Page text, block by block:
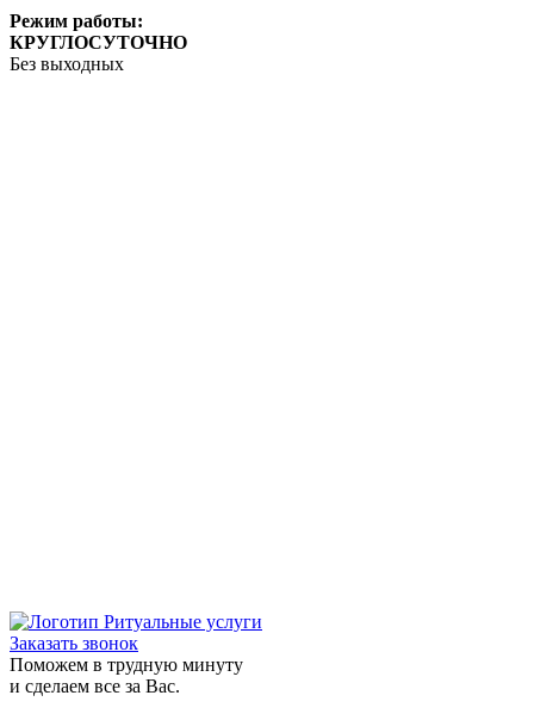
Режим работы:
КРУГЛОСУТОЧНО
Без выходных
Заказать звонок
Поможем в трудную минуту
и сделаем все за Вас.